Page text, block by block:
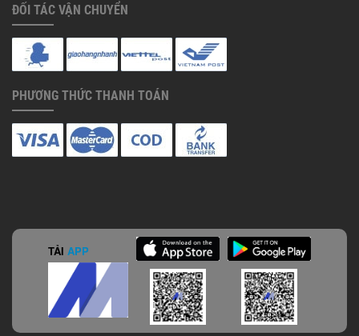
ĐỐI TÁC VẬN CHUYỂN
PHƯƠNG THỨC THANH TOÁN
TẢI APP